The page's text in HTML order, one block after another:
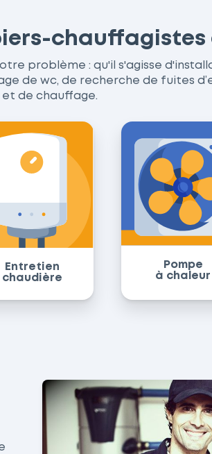
chauffagistes
problème : qu'il s'agisse
de wc, de recherche de fuites
de chauffage.
Entretien
chaudière
Pompe
à chaleur